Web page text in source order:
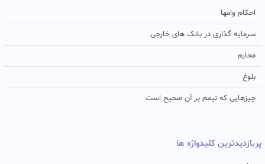
احکام وامها
سرمایه گذاری در بانک های خارجی
محارم
بلوغ
چیزهایی که تیمم بر آن صحیح است
پربازدیدترین کلیدواژه ها